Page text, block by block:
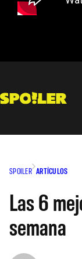
SPOILER ARTÍCULOS
Las 6
semana